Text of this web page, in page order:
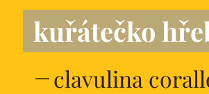
kuřátečko
clavulina